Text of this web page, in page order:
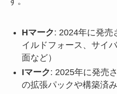
Hマーク: 2024年に発売
イルドフォース、サイ
面など）
Iマーク: 2025年に発売
の拡張パックや構築済み